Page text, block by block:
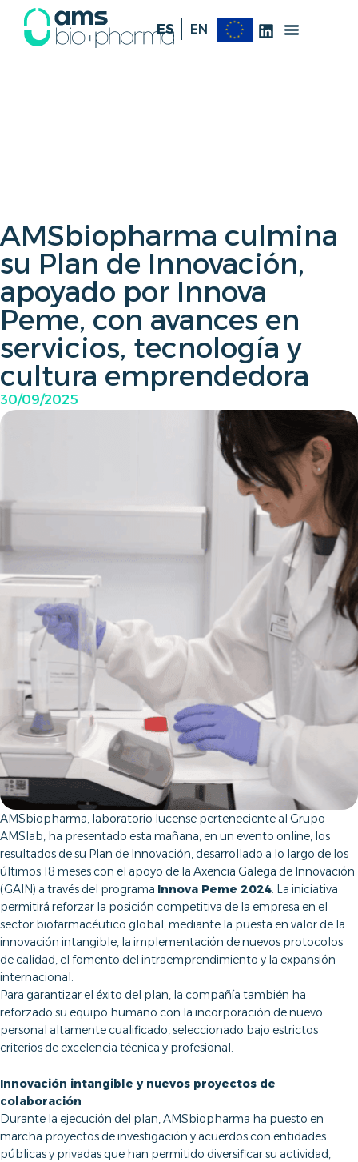
ES EN
AMSbiopharma culmina
su Plan de Innovación,
apoyado por Innova
Peme, con avances en
servicios, tecnología y
cultura emprendedora
30/09/2025
AMSbiopharma, laboratorio lucense perteneciente al Grupo
AMSlab, ha presentado esta mañana, en un evento online, los
resultados de su Plan de Innovación, desarrollado a lo largo de los
últimos 18 meses con el apoyo de la Axencia Galega de Innovación
(GAIN) a través del programa Innova Peme 2024. La iniciativa
permitirá reforzar la posición competitiva de la empresa en el
sector biofarmacéutico global, mediante la puesta en valor de la
innovación intangible, la implementación de nuevos protocolos
de calidad, el fomento del intraemprendimiento y la expansión
internacional.
Para garantizar el éxito del plan, la compañía también ha
reforzado su equipo humano con la incorporación de nuevo
personal altamente cualificado, seleccionado bajo estrictos
criterios de excelencia técnica y profesional.
Innovación intangible y nuevos proyectos de
colaboración
Durante la ejecución del plan, AMSbiopharma ha puesto en
marcha proyectos de investigación y acuerdos con entidades
públicas y privadas que han permitido diversificar su actividad,